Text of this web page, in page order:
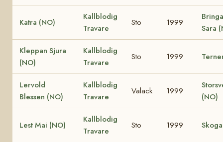
Katra (NO)
Kallblodig
Travare
Sto 1999
Sara
Kleppan Sjura
(NO)
Kallblodig
Travare
Sto 1999
Lervold
Blessen (NO)
Kallblodig
Travare
Valack 1999
(NO)
Lest Mai (NO)
Kallblodig
Travare
Sto 1999